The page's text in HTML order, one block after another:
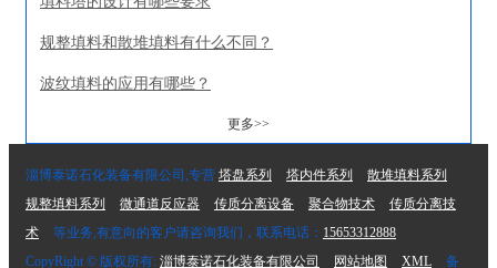
规整填料和散堆填料有什么不同？
波纹填料的应用有哪些？
更多>>
淄博泰诺石化装备有限公司,专营 塔盘系列 塔内件系列
散堆填料系列
规整填料系列
微通道反应器 传质分离设备 聚合物技术
传质分离技
术
等业务,有意向的客户请咨询我们，联系电话： 15653312888
CopyRight © 版权所有: 淄博泰诺石化装备有限公司 网站地图 XML 备